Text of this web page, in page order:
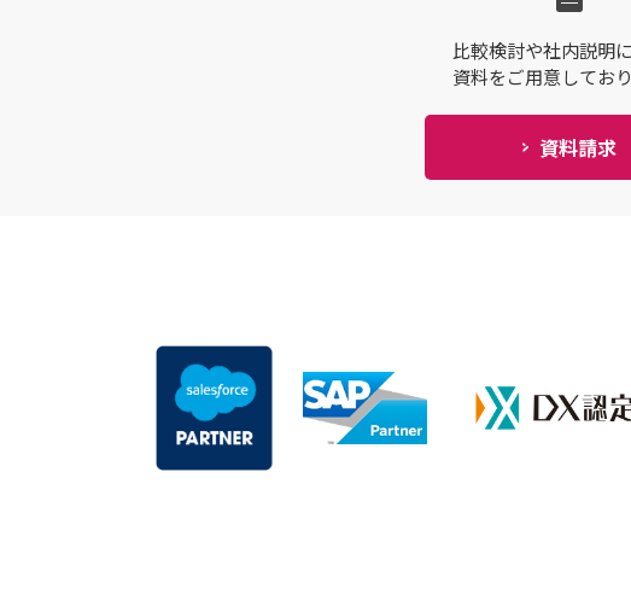
比較検討や社内説明
資料をご用意しており
資料請求